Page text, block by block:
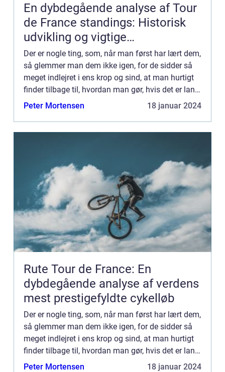
En dybdegående analyse af Tour
de France standings: Historisk
udvikling og vigtige
informationer
Der er nogle ting, som, når man først har lært dem,
så glemmer man dem ikke igen, for de sidder så
meget indlejret i ens krop og sind, at man hurtigt
finder tilbage til, hvordan man gør, hvis det er lang
tid side...
Peter Mortensen 18 januar 2024
Rute Tour de France: En
dybdegående analyse af verdens
mest prestigefyldte cykelløb
Der er nogle ting, som, når man først har lært dem,
så glemmer man dem ikke igen, for de sidder så
meget indlejret i ens krop og sind, at man hurtigt
finder tilbage til, hvordan man gør, hvis det er lang
tid side...
Peter Mortensen 18 januar 2024